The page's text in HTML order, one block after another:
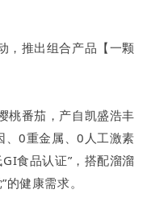
，推出组合产品【一颗
桃番茄，产自凯盛浩丰
、0重金属、0人工激素
食品认证”，搭配溜溜
健康需求。